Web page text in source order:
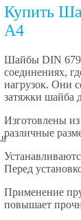
Купить
А4
Шайбы DIN
соединениях,
нагрузок. Они
затяжки шайба
Изготовлены
различные
Перед
Применение
повышает